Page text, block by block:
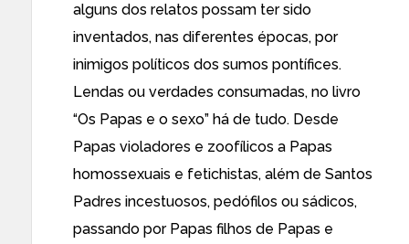
alguns dos relatos possam ter sido
inventados, nas diferentes épocas, por
inimigos políticos dos sumos pontífices.
Lendas ou verdades consumadas, no livro
“Os Papas e o sexo” há de tudo. Desde
Papas violadores e zoofílicos a Papas
homossexuais e fetichistas, além de Santos
Padres incestuosos, pedófilos ou sádicos,
passando por Papas filhos de Papas e